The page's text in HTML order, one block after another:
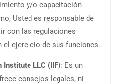
y/o capacitación
Usted es responsable de
con las regulaciones
el ejercicio de sus funciones.
Institute LLC (IIF): Es un
consejos legales, ni